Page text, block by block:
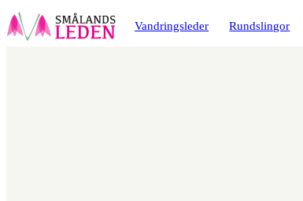
Vandringsleder Rundslingor